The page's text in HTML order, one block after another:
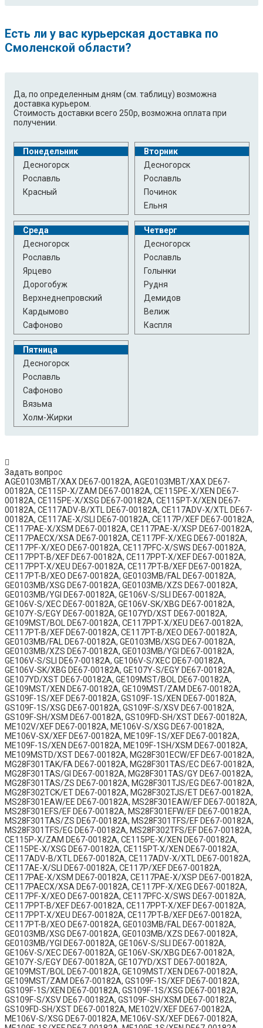
Есть ли у вас курьерская доставка по
Смоленской области?
Да, по определенным дням (см. таблицу) возможна
доставка курьером.
Стоимость доставки всего 250р, возможна оплата при
получении.
Понедельник
Десногорск
Рославль
Красный
Вторник
Десногорск
Рославль
Починок
Ельня
Среда
Десногорск
Рославль
Ярцево
Дорогобуж
Верхнеднепровский
Кардымово
Сафоново
Четверг
Десногорск
Рославль
Голынки
Рудня
Демидов
Велиж
Каспля
Пятница
Десногорск
Рославль
Сафоново
Вязьма
Холм-Жирки
Задать вопрос
AGE0103MBT/XAX DE67-00182A, AGE0103MBT/XAX DE67-
00182A, CE115P-X/ZAM DE67-00182A, CE115PE-X/XEN DE67-
00182A, CE115PE-X/XSG DE67-00182A, CE115PT-X/XEN DE67-
00182A, CE117ADV-B/XTL DE67-00182A, CE117ADV-X/XTL DE67-
00182A, CE117AE-X/SLI DE67-00182A, CE117P/XEF DE67-00182A,
CE117PAE-X/XSM DE67-00182A, CE117PAE-X/XSP DE67-00182A,
CE117PAECX/XSA DE67-00182A, CE117PF-X/XEG DE67-00182A,
CE117PF-X/XEO DE67-00182A, CE117PFC-X/SWS DE67-00182A,
CE117PPT-B/XEF DE67-00182A, CE117PPT-X/XEF DE67-00182A,
CE117PPT-X/XEU DE67-00182A, CE117PT-B/XEF DE67-00182A,
CE117PT-B/XEO DE67-00182A, GE0103MB/FAL DE67-00182A,
GE0103MB/XSG DE67-00182A, GE0103MB/XZS DE67-00182A,
GE0103MB/YGI DE67-00182A, GE106V-S/SLI DE67-00182A,
GE106V-S/XEC DE67-00182A, GE106V-SK/XBG DE67-00182A,
GE107Y-S/EGY DE67-00182A, GE107YD/XST DE67-00182A,
GE109MST/BOL DE67-00182A, CE117PPT-X/XEU DE67-00182A,
CE117PT-B/XEF DE67-00182A, CE117PT-B/XEO DE67-00182A,
GE0103MB/FAL DE67-00182A, GE0103MB/XSG DE67-00182A,
GE0103MB/XZS DE67-00182A, GE0103MB/YGI DE67-00182A,
GE106V-S/SLI DE67-00182A, GE106V-S/XEC DE67-00182A,
GE106V-SK/XBG DE67-00182A, GE107Y-S/EGY DE67-00182A,
GE107YD/XST DE67-00182A, GE109MST/BOL DE67-00182A,
GE109MST/XEN DE67-00182A, GE109MST/ZAM DE67-00182A,
GS109F-1S/XEF DE67-00182A, GS109F-1S/XEN DE67-00182A,
GS109F-1S/XSG DE67-00182A, GS109F-S/XSV DE67-00182A,
GS109F-SH/XSM DE67-00182A, GS109FD-SH/XST DE67-00182A,
ME102V/XEF DE67-00182A, ME106V-S/XSG DE67-00182A,
ME106V-SX/XEF DE67-00182A, ME109F-1S/XEF DE67-00182A,
ME109F-1S/XEN DE67-00182A, ME109F-1SH/XSM DE67-00182A,
ME109MSTD/XST DE67-00182A, MG28F301ECW/EF DE67-00182A,
MG28F301TAK/FA DE67-00182A, MG28F301TAS/EC DE67-00182A,
MG28F301TAS/GI DE67-00182A, MG28F301TAS/GY DE67-00182A,
MG28F301TAS/ZS DE67-00182A, MG28F301TJS/EG DE67-00182A,
MG28F302TCK/ET DE67-00182A, MG28F302TJS/ET DE67-00182A,
MS28F301EAW/EE DE67-00182A, MS28F301EAW/EF DE67-00182A,
MS28F301EFS/EF DE67-00182A, MS28F301EFW/EF DE67-00182A,
MS28F301TAS/ZS DE67-00182A, MS28F301TFS/EF DE67-00182A,
MS28F301TFS/EG DE67-00182A, MS28F302TFS/EF DE67-00182A,
CE115P-X/ZAM DE67-00182A, CE115PE-X/XEN DE67-00182A,
CE115PE-X/XSG DE67-00182A, CE115PT-X/XEN DE67-00182A,
CE117ADV-B/XTL DE67-00182A, CE117ADV-X/XTL DE67-00182A,
CE117AE-X/SLI DE67-00182A, CE117P/XEF DE67-00182A,
CE117PAE-X/XSM DE67-00182A, CE117PAE-X/XSP DE67-00182A,
CE117PAECX/XSA DE67-00182A, CE117PF-X/XEG DE67-00182A,
CE117PF-X/XEO DE67-00182A, CE117PFC-X/SWS DE67-00182A,
CE117PPT-B/XEF DE67-00182A, CE117PPT-X/XEF DE67-00182A,
CE117PPT-X/XEU DE67-00182A, CE117PT-B/XEF DE67-00182A,
CE117PT-B/XEO DE67-00182A, GE0103MB/FAL DE67-00182A,
GE0103MB/XSG DE67-00182A, GE0103MB/XZS DE67-00182A,
GE0103MB/YGI DE67-00182A, GE106V-S/SLI DE67-00182A,
GE106V-S/XEC DE67-00182A, GE106V-SK/XBG DE67-00182A,
GE107Y-S/EGY DE67-00182A, GE107YD/XST DE67-00182A,
GE109MST/BOL DE67-00182A, GE109MST/XEN DE67-00182A,
GE109MST/ZAM DE67-00182A, GS109F-1S/XEF DE67-00182A,
GS109F-1S/XEN DE67-00182A, GS109F-1S/XSG DE67-00182A,
GS109F-S/XSV DE67-00182A, GS109F-SH/XSM DE67-00182A,
GS109FD-SH/XST DE67-00182A, ME102V/XEF DE67-00182A,
ME106V-S/XSG DE67-00182A, ME106V-SX/XEF DE67-00182A,